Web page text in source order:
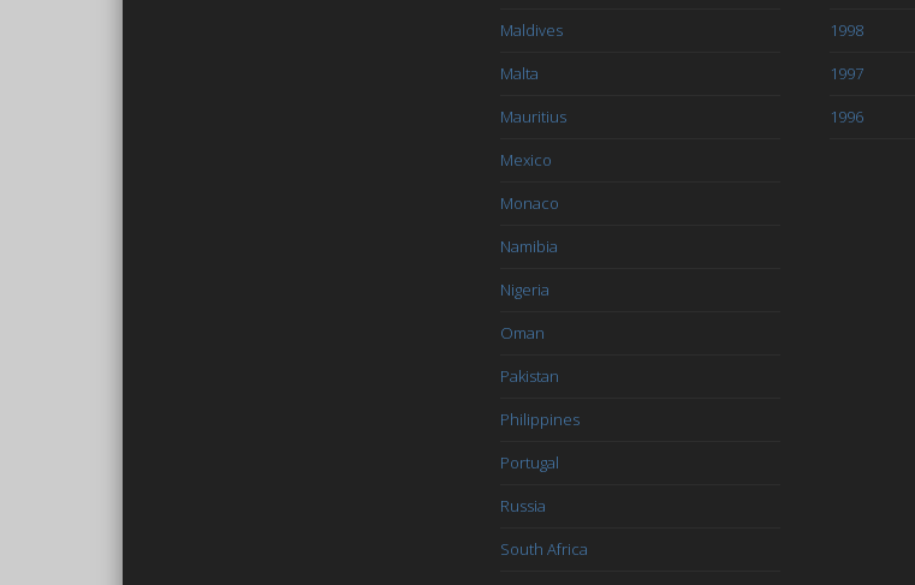
Maldives
Malta
Mauritius
Mexico
Monaco
Namibia
Nigeria
Oman
Pakistan
Philippines
Portugal
Russia
South Africa
1998
1997
1996